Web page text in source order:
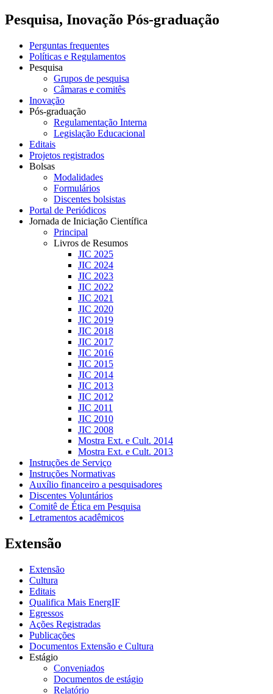
Pesquisa, Inovação Pós-graduação
Perguntas frequentes
Políticas e Regulamentos
Pesquisa
Grupos de pesquisa
Câmaras e comitês
Inovação
Pós-graduação
Regulamentação Interna
Legislação Educacional
Editais
Projetos registrados
Bolsas
Modalidades
Formulários
Discentes bolsistas
Portal de Periódicos
Jornada de Iniciação Científica
Principal
Livros de Resumos
JIC 2025
JIC 2024
JIC 2023
JIC 2022
JIC 2021
JIC 2020
JIC 2019
JIC 2018
JIC 2017
JIC 2016
JIC 2015
JIC 2014
JIC 2013
JIC 2012
JIC 2011
JIC 2010
JIC 2008
Mostra Ext. e Cult. 2014
Mostra Ext. e Cult. 2013
Instruções de Serviço
Instruções Normativas
Auxílio financeiro a pesquisadores
Discentes Voluntários
Comitê de Ética em Pesquisa
Letramentos acadêmicos
Extensão
Extensão
Cultura
Editais
Qualifica Mais EnergIF
Egressos
Ações Registradas
Publicações
Documentos Extensão e Cultura
Estágio
Conveniados
Documentos de estágio
Relatório